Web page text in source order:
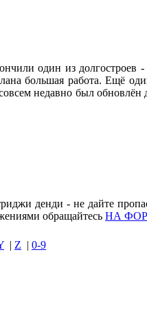
один из долгостроев -
большая работа. Ещё
недавно был обновлён
денди - не дайте
обращайтесь НА
| Z | 0-9